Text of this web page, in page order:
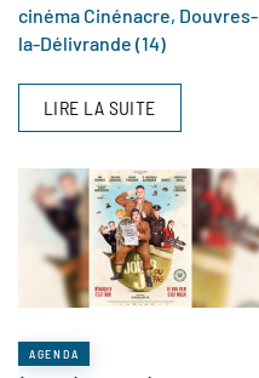
cinéma Cinénacre, Douvres-
la-Délivrande (14)
LIRE LA SUITE
AGENDA